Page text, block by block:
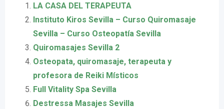
LA CASA DEL TERAPEUTA
Instituto Kiros Sevilla – Curso Quiromasaje
Sevilla – Curso Osteopatía Sevilla
Quiromasajes Sevilla 2
Osteopata, quiromasaje, terapeuta y
profesora de Reiki Místicos
Full Vitality Spa Sevilla
Destressa Masajes Sevilla